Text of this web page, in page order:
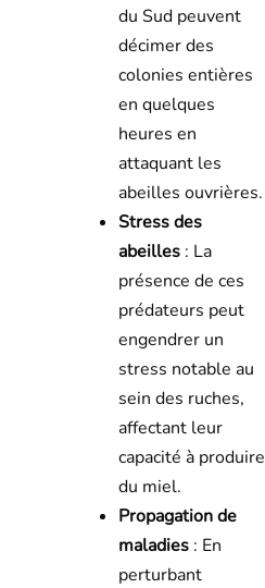
du Sud peuvent
décimer des
colonies entières
en quelques
heures en
attaquant les
abeilles ouvrières.
Stress des
abeilles: La
présence de ces
prédateurs peut
engendrer un
stress notable au
sein des ruches,
affectant leur
capacité à produire
du miel.
Propagation de
maladies: En
perturbant